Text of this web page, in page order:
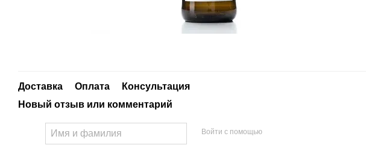
Доставка Оплата
Консультация
Новый отзыв или комментарий
Войти с помощью